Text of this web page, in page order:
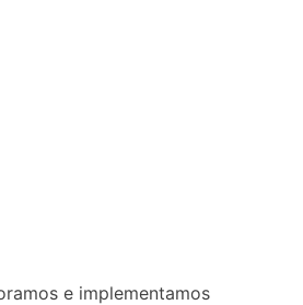
e implementamos